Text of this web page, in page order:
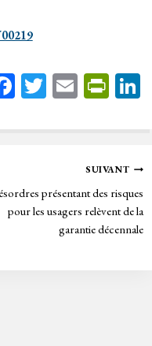
Fa
bo
T
tt
E
ail
Pr
tF
rie
n
dl
y
SUIVANT
présentant des risques
pour les usagers relèvent de la
garantie décennale